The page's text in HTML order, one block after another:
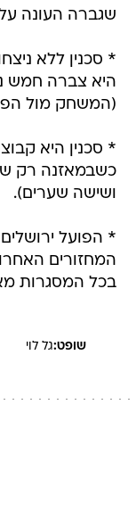
שגברה העונה
(המשחק מול
* סכנין היא
כשבמאזנה רק
ושישה שערים).
* הפועל
המחזורים
בכל המסגרות
שופט:גל לוי